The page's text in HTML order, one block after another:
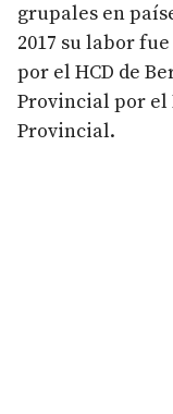
grupales en
2017 su labor
por el HCD de
Provincial por el
Provincial.